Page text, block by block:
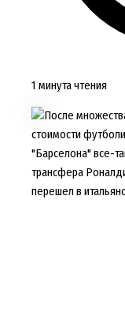
1 минута чтения
После
стоимости
"Барселона" все-
трансфера
перешел в